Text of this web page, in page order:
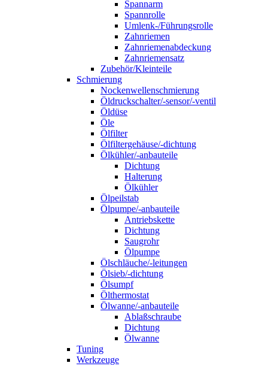
Spannarm
Spannrolle
Umlenk-/Führungsrolle
Zahnriemen
Zahnriemenabdeckung
Zahnriemensatz
Zubehör/Kleinteile
Schmierung
Nockenwellenschmierung
Öldruckschalter/-sensor/-ventil
Öldüse
Öle
Ölfilter
Ölfiltergehäuse/-dichtung
Ölkühler/-anbauteile
Dichtung
Halterung
Ölkühler
Ölpeilstab
Ölpumpe/-anbauteile
Antriebskette
Dichtung
Saugrohr
Ölpumpe
Ölschläuche/-leitungen
Ölsieb/-dichtung
Ölsumpf
Ölthermostat
Ölwanne/-anbauteile
Ablaßschraube
Dichtung
Ölwanne
Tuning
Werkzeuge